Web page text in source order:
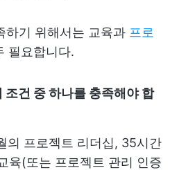
하기 위해서는 교육과 프로
필요합니다.
조건 중 하나를 충족해야 합
의 프로젝트 리더십, 35시간
육(또는 프로젝트 관리 인증